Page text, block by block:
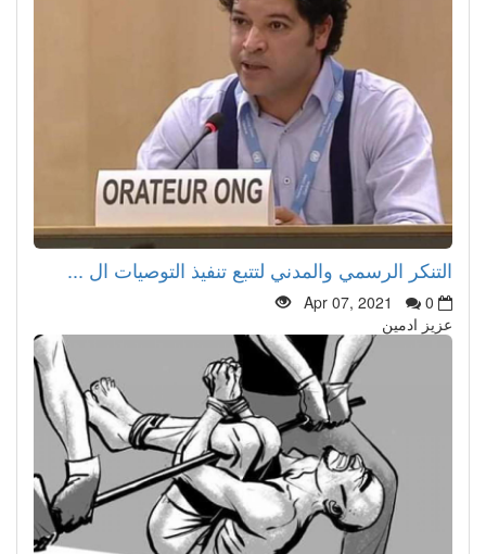
التنكر الرسمي والمدني لتتبع تنفيذ التوصيات ال ...
Apr 07, 2021
0
عزيز ادمين